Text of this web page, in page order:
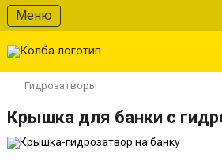
Меню
Гидрозатворы
Крышка для банки с